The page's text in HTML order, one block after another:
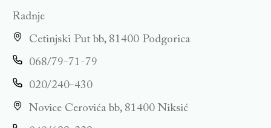
Radnje
Cetinjski Put bb, 81400 Podgorica
068/79-71-79
020/240-430
Novice Cerovića bb, 81400 Niksić